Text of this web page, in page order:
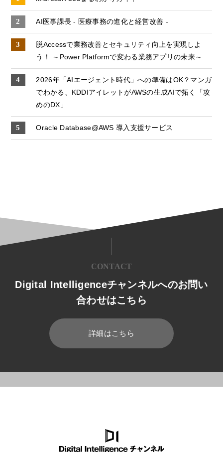
AI医事課長 - 医療事務の進化と経営改善 -
脱Accessで業務改善とセキュリティ向上を実現しよ
う！ ～Power Platformで変わる業務アプリの未来～
2026年「AIエージェント時代」への準備はOK？マンガ
でわかる、KDDIアイレットがAWSの生成AIで拓く「攻
めのDX」
Oracle Database@AWS 導入支援サービス
CONTACT
Digital Intelligenceチャンネルへのお問い
合わせはこちら
詳細はこちら